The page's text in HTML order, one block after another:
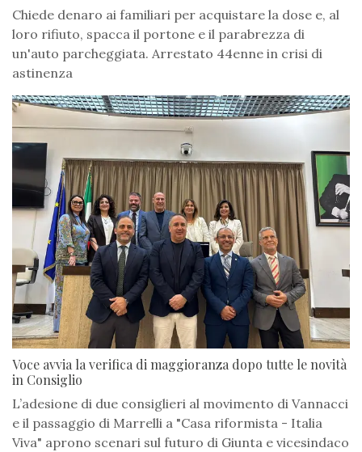
Chiede denaro ai familiari per acquistare la dose e, al
loro rifiuto, spacca il portone e il parabrezza di
un'auto parcheggiata. Arrestato 44enne in crisi di
astinenza
Voce avvia la verifica di maggioranza dopo tutte le novità
in Consiglio
L’adesione di due consiglieri al movimento di Vannacci
e il passaggio di Marrelli a "Casa riformista - Italia
Viva" aprono scenari sul futuro di Giunta e vicesindaco